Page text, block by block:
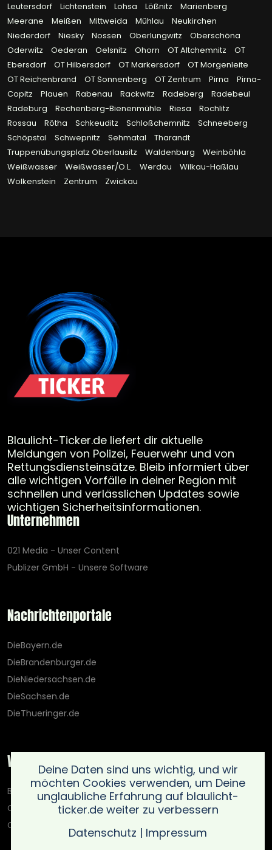
Leutersdorf
Lichtenstein Lohsa Lößnitz
Marienberg
Meerane
Meißen Mittweida Mühlau
Neukirchen
Niederdorf
Niesky Nossen Oberlungwitz
Oberschöna
Oderwitz
Oederan Oelsnitz Ohorn OT Altchemnitz
OT
Ebersdorf
OT Hilbersdorf OT Markersdorf
OT Morgenleite
OT Reichenbrand
OT Sonnenberg OT Zentrum Pirna
Pirna-
Copitz
Plauen Rabenau Rackwitz Radeberg
Radebeul
Radeburg
Rechenberg-Bienenmühle Riesa
Rochlitz
Rossau
Rötha Schkeuditz Schloßchemnitz
Schneeberg
Schöpstal
Schwepnitz Sehmatal
Tharandt
Truppenübungsplatz Oberlausitz
Waldenburg
Weinböhla
Weißwasser
Weißwasser/O.L. Werdau
Wilkau-Haßlau
Wolkenstein
Zentrum Zwickau
Blaulicht-Ticker.de liefert dir aktuelle
Meldungen von Polizei, Feuerwehr und von
Rettungsdiensteinsätze. Bleib informiert über
alle wichtigen Vorfälle in deiner Region mit
schnellen und verlässlichen Updates sowie
wichtigen Sicherheitsinformationen.
Unternehmen
021 Media - Unser Content
Publizer GmbH - Unsere Software
Nachrichtenportale
DieBayern.de
DieBrandenburger.de
DieNiedersachsen.de
DieSachsen.de
DieThueringer.de
Weitere Portale
Blaulicht-Ticker.de
Oberlausitz.holiday
OnlinedatingKompass.de
Deine Daten sind uns wichtig, und wir
möchten Cookies verwenden, um Deine
unglaubliche Erfahrung auf blaulicht-
ticker.de weiter zu verbessern
Datenschutz | Impressum